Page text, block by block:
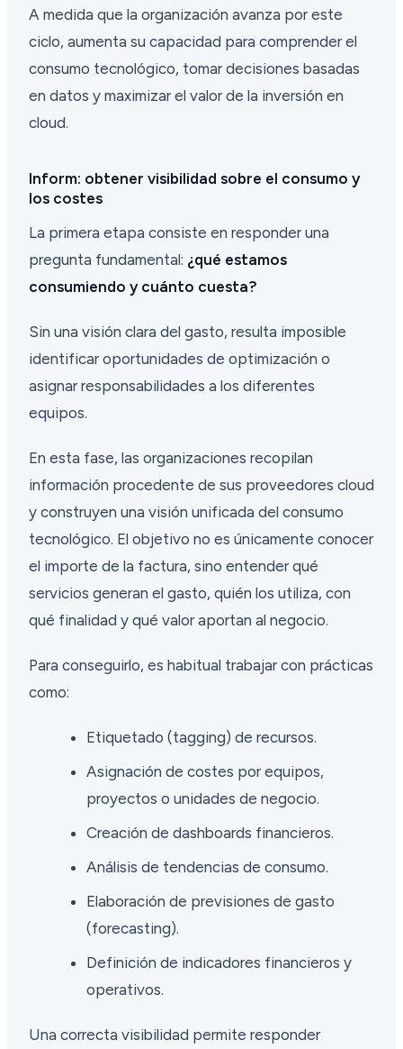
A medida que la organización avanza por este
ciclo, aumenta su capacidad para comprender el
consumo tecnológico, tomar decisiones basadas
en datos y maximizar el valor de la inversión en
cloud.
Inform: obtener visibilidad sobre el consumo y
los costes
La primera etapa consiste en responder una
pregunta fundamental: ¿qué estamos
consumiendo y cuánto cuesta?
Sin una visión clara del gasto, resulta imposible
identificar oportunidades de optimización o
asignar responsabilidades a los diferentes
equipos.
En esta fase, las organizaciones recopilan
información procedente de sus proveedores cloud
y construyen una visión unificada del consumo
tecnológico. El objetivo no es únicamente conocer
el importe de la factura, sino entender qué
servicios generan el gasto, quién los utiliza, con
qué finalidad y qué valor aportan al negocio.
Para conseguirlo, es habitual trabajar con prácticas
como:
Etiquetado (tagging) de recursos.
Asignación de costes por equipos,
proyectos o unidades de negocio.
Creación de dashboards financieros.
Análisis de tendencias de consumo.
Elaboración de previsiones de gasto
(forecasting).
Definición de indicadores financieros y
operativos.
Una correcta visibilidad permite responder